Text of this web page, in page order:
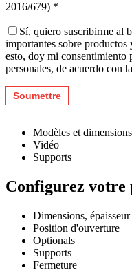
2016/679) *
Sí, quiero suscribirme al
importantes sobre
esto, doy mi consentimiento
personales, de acuerdo con la
Modèles et dimensions
Vidéo
Supports
Configurez votre
Dimensions,
Position d'ouverture
Optionals
Supports
Fermeture